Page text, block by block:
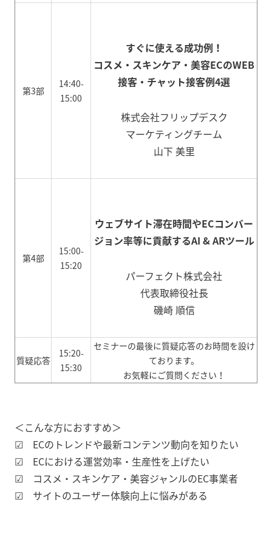
第3部
14:40-
15:00
すぐに使える成功例！
コスメ・スキンケア・美容ECのWEB
接客・チャット接客例4選
株式会社フリップデスク
マーケティングチーム
山下 美里
第4部
15:00-
15:20
ウェブサイト滞在時間やECコンバー
ジョン率等に貢献するAI & ARツール
パーフェクト株式会社
代表取締役社長
磯崎 順信
質疑応答
15:20-
15:30
セミナーの最後に質疑応答のお時間を設け
ております。
お気軽にご質問ください！
＜こんな方におすすめ＞
☑ ECのトレンドや最新コンテンツ動向を知りたい
☑ ECにおける運営効率・生産性を上げたい
☑ コスメ・スキンケア・美容ジャンルのEC事業者
☑ サイトのユーザー体験向上に悩みがある